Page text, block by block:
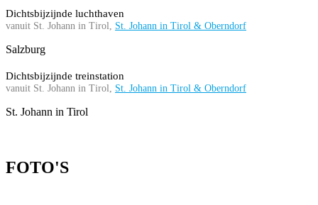
Dichtsbijzijnde luchthaven
vanuit St. Johann in Tirol, St. Johann in Tirol & Oberndorf
Salzburg
Dichtsbijzijnde treinstation
vanuit St. Johann in Tirol, St. Johann in Tirol & Oberndorf
St. Johann in Tirol
FOTO'S